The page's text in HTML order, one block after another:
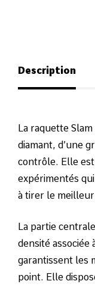
Description
La raquette
diamant, d’une
contrôle. Elle
expérimentés
à tirer le
La partie
densité associée
garantissent les
point. Elle